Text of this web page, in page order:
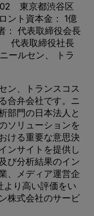
東京都渋谷区
ント資本金： 1億
代表取締役会長
取締役社長
ールセン、 トラ
ン、トランスコス
合弁会社です。ニ
部門の日本法人と
ソリューションを
ける重要な意思決
ンサイトを提供し
び分析結果のイン
、メディア運営企
より高い評価をい
株式会社のサービ